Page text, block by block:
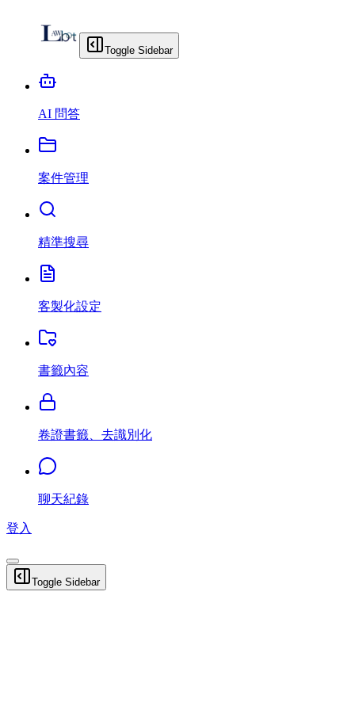
Toggle Sidebar
AI 問答
案件管理
精準搜尋
客製化設定
書籤內容
卷證書籤、去識別化
聊天紀錄
登入
Toggle Sidebar